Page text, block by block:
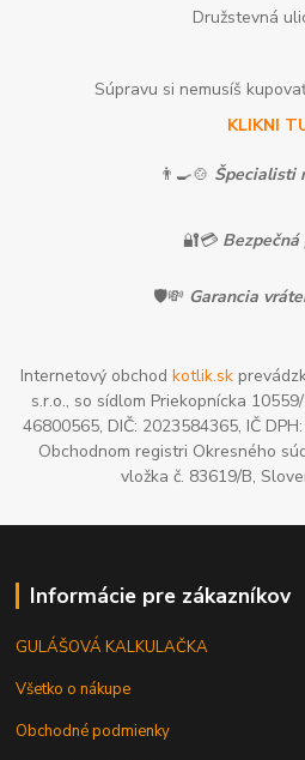
Družstevná
Súpravu si nemusíš
KLIKNI
👨‍🍳🍲 Špecialisti
🔐💳
🛡️💸 Garancia
Internetový obchod kotlik.sk
s.r.o., so sídlom Priekopnícka
46800565, DIČ: 2023584365, IČ
Obchodnom registri Okresného
vložka č. 83619/B,
Informácie pre zákazníkov
GULÁŠOVÁ KALKULAČKA
Všetko o nákupe
Obchodné podmienky